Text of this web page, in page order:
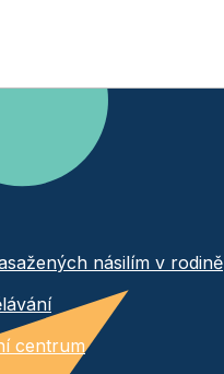
násilím v rodině
centrum